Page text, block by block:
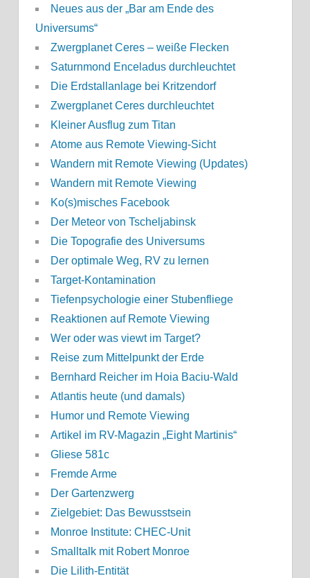
Neues aus der „Bar am Ende des
Universums“
Zwergplanet Ceres – weiße Flecken
Saturnmond Enceladus durchleuchtet
Die Erdstallanlage bei Kritzendorf
Zwergplanet Ceres durchleuchtet
Kleiner Ausflug zum Titan
Atome aus Remote Viewing-Sicht
Wandern mit Remote Viewing (Updates)
Wandern mit Remote Viewing
Ko(s)misches Facebook
Der Meteor von Tscheljabinsk
Die Topografie des Universums
Der optimale Weg, RV zu lernen
Target-Kontamination
Tiefenpsychologie einer Stubenfliege
Reaktionen auf Remote Viewing
Wer oder was viewt im Target?
Reise zum Mittelpunkt der Erde
Bernhard Reicher im Hoia Baciu-Wald
Atlantis heute (und damals)
Humor und Remote Viewing
Artikel im RV-Magazin „Eight Martinis“
Gliese 581c
Fremde Arme
Der Gartenzwerg
Zielgebiet: Das Bewusstsein
Monroe Institute: CHEC-Unit
Smalltalk mit Robert Monroe
Die Lilith-Entität